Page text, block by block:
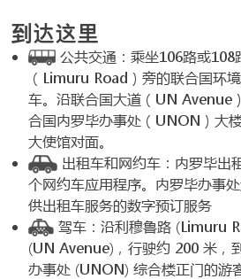
到达这里
公共交通：乘坐106路或108
（Limuru Road）旁的联合国环
车。沿联合国大道（UN Avenue
合国内罗毕办事处（UNON）大
大使馆对面。
出租车和网约车：内罗毕出
个网约车应用程序。内罗毕办事
供出租车服务的数字预订服务
驾车：沿利穆鲁路 (Limuru
(UN Avenue)，行驶约 200 米，
办事处 (UNON) 综合楼正门的游